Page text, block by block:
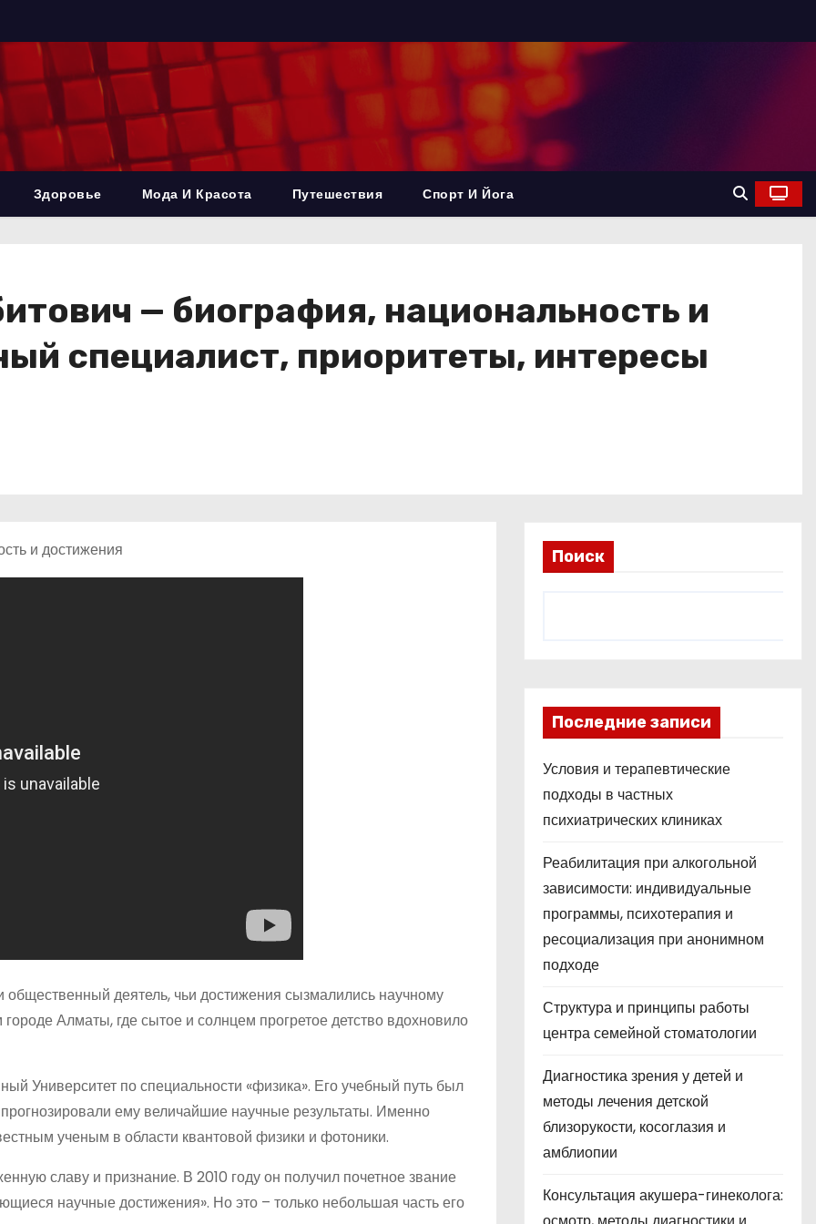
Здоровье Мода И Красота Путешествия Спорт И Йога
— биография, национальность и
специалист, приоритеты, интересы
деятель, чьи достижения сызмалились научному
Алматы, где сытое и солнцем прогретое детство вдохновило
Университет по специальности «физика». Его учебный путь был
ему величайшие научные результаты. Именно
ученым в области квантовой физики и фотоники.
славу и признание. В 2010 году он получил почетное звание
научные достижения». Но это – только небольшая часть его
Поиск
Последние записи
Условия и терапевтические
подходы в частных
психиатрических клиниках
Реабилитация при алкогольной
зависимости: индивидуальные
программы, психотерапия и
ресоциализация при анонимном
подходе
Структура и принципы работы
центра семейной стоматологии
Диагностика зрения у детей и
методы лечения детской
близорукости, косоглазия и
амблиопии
Консультация акушера-гинеколога: